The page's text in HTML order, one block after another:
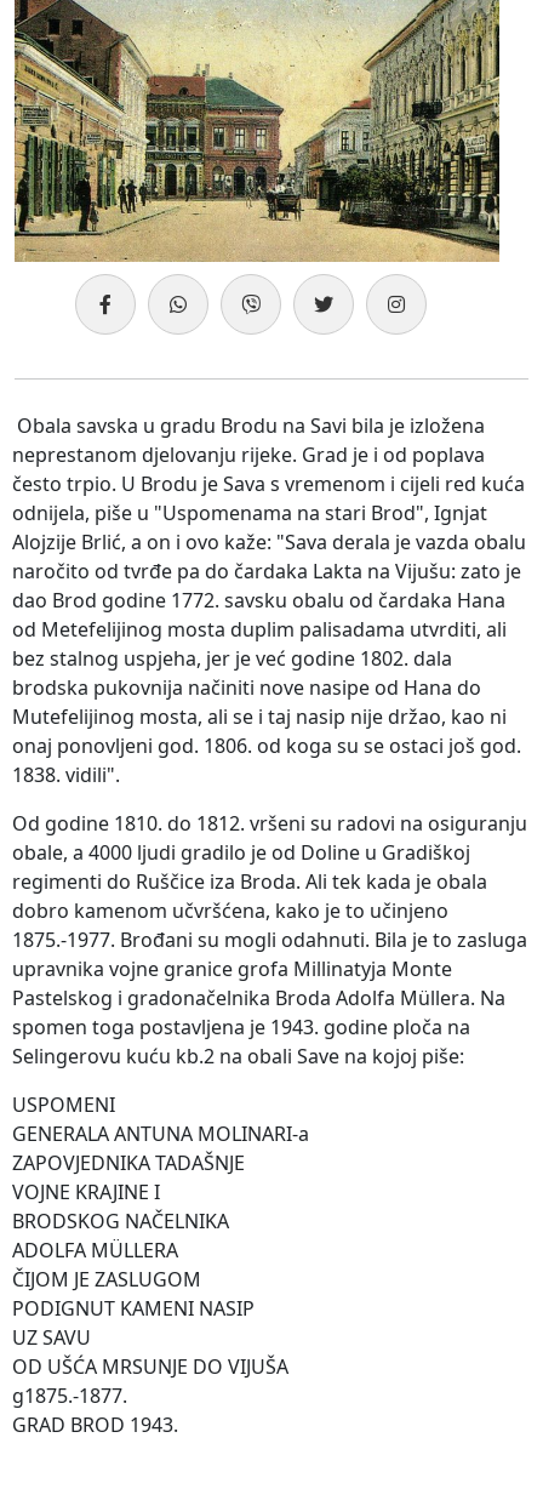
Obala savska u gradu Brodu na Savi bila je izložena
neprestanom djelovanju rijeke. Grad je i od poplava
često trpio. U Brodu je Sava s vremenom i cijeli red kuća
odnijela, piše u "Uspomenama na stari Brod", Ignjat
Alojzije Brlić, a on i ovo kaže: "Sava derala je vazda obalu
naročito od tvrđe pa do čardaka Lakta na Vijušu: zato je
dao Brod godine 1772. savsku obalu od čardaka Hana
od Metefelijinog mosta duplim palisadama utvrditi, ali
bez stalnog uspjeha, jer je već godine 1802. dala
brodska pukovnija načiniti nove nasipe od Hana do
Mutefelijinog mosta, ali se i taj nasip nije držao, kao ni
onaj ponovljeni god. 1806. od koga su se ostaci još god.
1838. vidili".
Od godine 1810. do 1812. vršeni su radovi na osiguranju
obale, a 4000 ljudi gradilo je od Doline u Gradiškoj
regimenti do Ruščice iza Broda. Ali tek kada je obala
dobro kamenom učvršćena, kako je to učinjeno
1875.-1977. Brođani su mogli odahnuti. Bila je to zasluga
upravnika vojne granice grofa Millinatyja Monte
Pastelskog i gradonačelnika Broda Adolfa Müllera. Na
spomen toga postavljena je 1943. godine ploča na
Selingerovu kuću kb.2 na obali Save na kojoj piše:
USPOMENI
GENERALA ANTUNA MOLINARI-a
ZAPOVJEDNIKA TADAŠNJE
VOJNE KRAJINE I
BRODSKOG NAČELNIKA
ADOLFA MÜLLERA
ČIJOM JE ZASLUGOM
PODIGNUT KAMENI NASIP
UZ SAVU
OD UŠĆA MRSUNJE DO VIJUŠA
g1875.-1877.
GRAD BROD 1943.